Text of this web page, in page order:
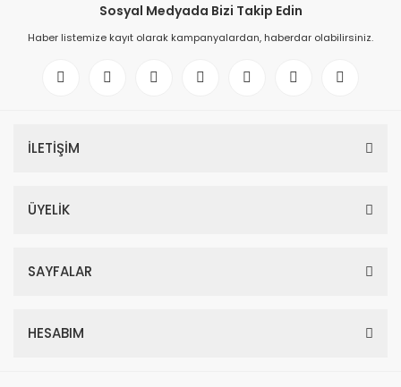
Sosyal Medyada Bizi Takip Edin
Haber listemize kayıt olarak kampanyalardan, haberdar olabilirsiniz.
İLETİŞİM
ÜYELİK
SAYFALAR
HESABIM